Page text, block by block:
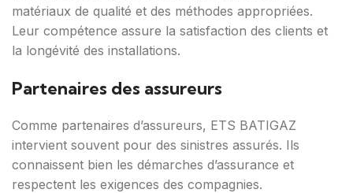
matériaux de qualité et des méthodes appropriées.
Leur compétence assure la satisfaction des clients et
la longévité des installations.
Partenaires des assureurs
Comme partenaires d’assureurs, ETS BATIGAZ
intervient souvent pour des sinistres assurés. Ils
connaissent bien les démarches d’assurance et
respectent les exigences des compagnies.